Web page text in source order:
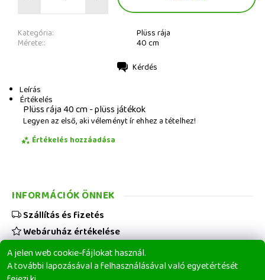
Kategória: Plüss rája
Mérete:: 40 cm
Kérdés
Leírás
Értékelés
Plüss rája 40 cm - plüss játékok
Legyen az első, aki véleményt ír ehhez a tételhez!
Értékelés hozzáadása
A jelen web cookie-fájlokat használ.
A további lapozásával a felhasználásával való egyetértését
INFORMÁCIÓK ÖNNEK
Szállítás és fizetés
Webáruház értékelése
Viszonteladóknak
Üzleti feltételek